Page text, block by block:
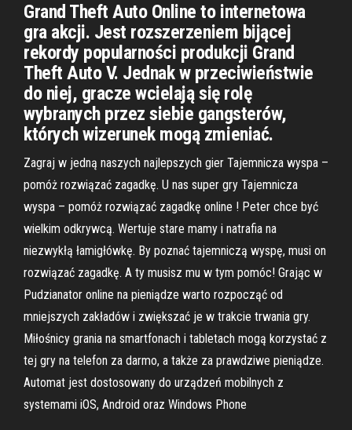
Grand Theft Auto Online to internetowa
gra akcji. Jest rozszerzeniem bijącej
rekordy popularności produkcji Grand
Theft Auto V. Jednak w przeciwieństwie
do niej, gracze wcielają się rolę
wybranych przez siebie gangsterów,
których wizerunek mogą zmieniać.
Zagraj w jedną naszych najlepszych gier Tajemnicza wyspa –
pomóż rozwiązać zagadkę. U nas super gry Tajemnicza
wyspa – pomóż rozwiązać zagadkę online ! Peter chce być
wielkim odkrywcą. Wertuje stare mamy i natrafia na
niezwykłą łamigłówkę. By poznać tajemniczą wyspę, musi on
rozwiązać zagadkę. A ty musisz mu w tym pomóc! Grając w
Pudzianator online na pieniądze warto rozpocząć od
mniejszych zakładów i zwiększać je w trakcie trwania gry.
Miłośnicy grania na smartfonach i tabletach mogą korzystać z
tej gry na telefon za darmo, a także za prawdziwe pieniądze.
Automat jest dostosowany do urządzeń mobilnych z
systemami iOS, Android oraz Windows Phone